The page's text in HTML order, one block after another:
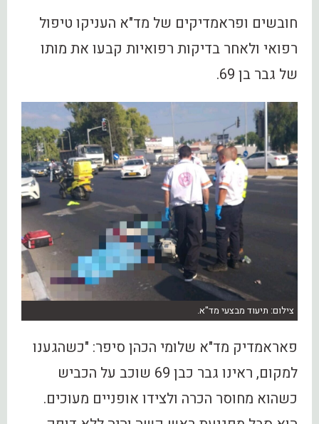
חובשים ופראמדיקים של מד"א העניקו טיפול
רפואי ולאחר בדיקות רפואיות קבעו את מותו
של גבר בן 69.
צילום: תיעוד מבצעי מד"א.
פאראמדיק מד"א שלומי הכהן סיפר: "כשהגענו
למקום, ראינו גבר כבן 69 שוכב על הכביש
כשהוא מחוסר הכרה ולצידו אופניים מעוכים.